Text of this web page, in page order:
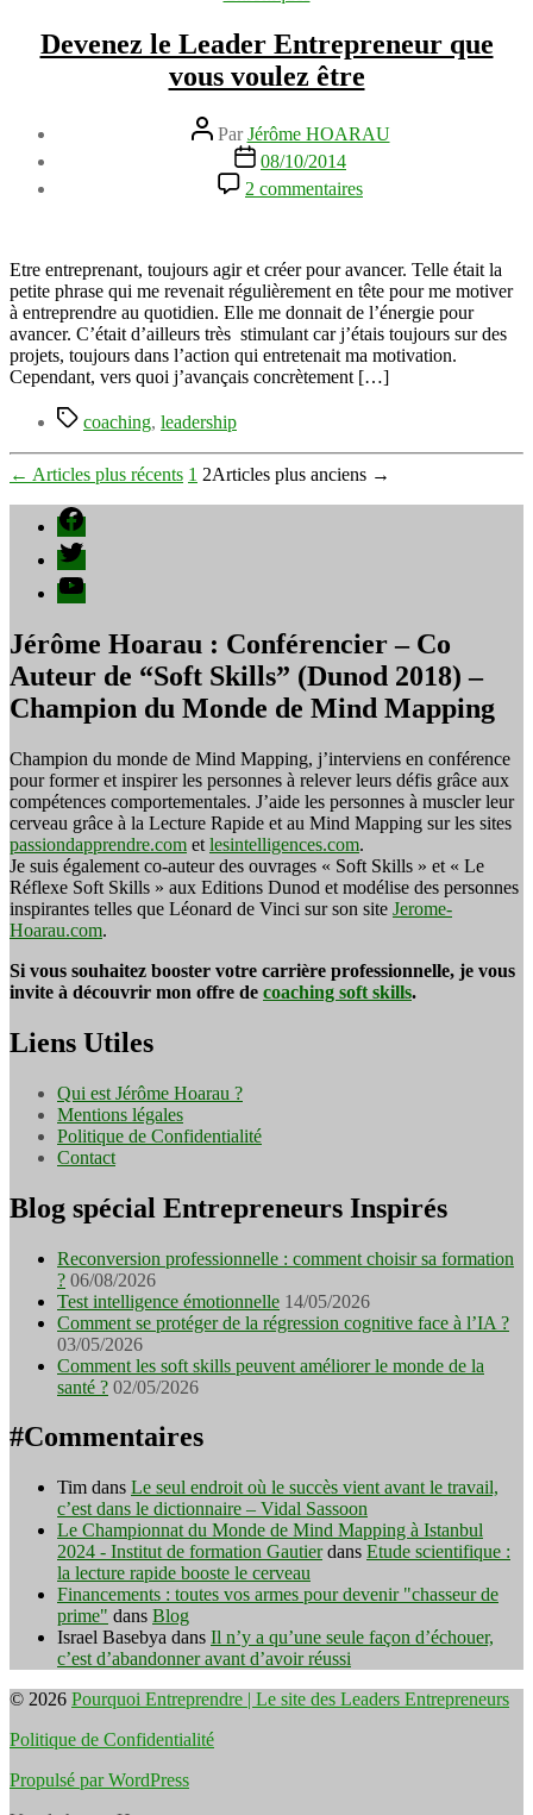
Devenez le Leader Entrepreneur que
vous voulez être
Auteur
de
l’article
ParJérôme HOARAU
Date
de
l’article
08/10/2014
2 commentaires
Devenez
Entrepreneur
que
vous
voulez
être
Etre entreprenant, toujours agir et créer pour avancer. Telle était la
petite phrase qui me revenait régulièrement en tête pour me motiver
à entreprendre au quotidien. Elle me donnait de l’énergie pour
avancer. C’était d’ailleurs très stimulant car j’étais toujours sur des
projets, toujours dans l’action qui entretenait ma motivation.
Cependant, vers quoi j’avançais concrètement […]
Étiquettes
coaching, leadership
Pagination
des
publications
← Articles plus récents 1 2Articles plus anciens →
Facebook
Twitter
YouTube
Jérôme Hoarau : Conférencier – Co
Auteur de “Soft Skills” (Dunod 2018) –
Champion du Monde de Mind Mapping
Champion du monde de Mind Mapping, j’interviens en conférence
pour former et inspirer les personnes à relever leurs défis grâce aux
compétences comportementales. J’aide les personnes à muscler leur
cerveau grâce à la Lecture Rapide et au Mind Mapping sur les sites
passiondapprendre.com et lesintelligences.com.
Je suis également co-auteur des ouvrages « Soft Skills » et « Le
Réflexe Soft Skills » aux Editions Dunod et modélise des personnes
inspirantes telles que Léonard de Vinci sur son site Jerome-
Hoarau.com.
Si vous souhaitez booster votre carrière professionnelle, je vous
invite à découvrir mon offre de coaching soft skills.
Liens Utiles
Qui est Jérôme Hoarau ?
Mentions légales
Politique de Confidentialité
Contact
Blog spécial Entrepreneurs Inspirés
Reconversion professionnelle : comment choisir sa formation
? 06/08/2026
Test intelligence émotionnelle 14/05/2026
Comment se protéger de la régression cognitive face à l’IA ?
03/05/2026
Comment les soft skills peuvent améliorer le monde de la
santé ? 02/05/2026
#Commentaires
Tim dans Le seul endroit où le succès vient avant le travail,
c’est dans le dictionnaire – Vidal Sassoon
Le Championnat du Monde de Mind Mapping à Istanbul
2024 - Institut de formation Gautierdans Etude scientifique :
la lecture rapide booste le cerveau
Financements : toutes vos armes pour devenir "chasseur de
prime" dans Blog
Israel Basebya dans Il n’y a qu’une seule façon d’échouer,
c’est d’abandonner avant d’avoir réussi
© 2026 Pourquoi Entreprendre | Le site des Leaders Entrepreneurs
Politique de Confidentialité
Propulsé par WordPress